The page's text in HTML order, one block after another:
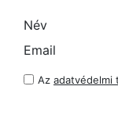
Név
Email
Az adatvédelmi